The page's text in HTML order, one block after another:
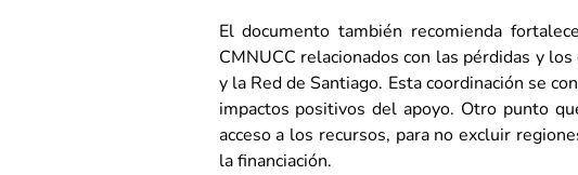
El documento también recomienda
CMNUCC relacionados con las pérdidas y
y la Red de Santiago. Esta coordinación se
impactos positivos del apoyo. Otro punto
acceso a los recursos, para no excluir
la financiación.